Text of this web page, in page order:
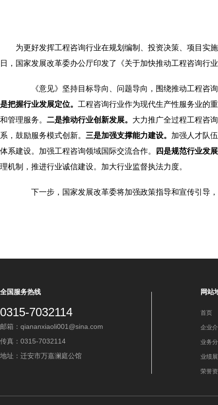
为更好发挥工程咨询行业在规划编制、投资决策、项目实
日，国家发展改革委办公厅印发了《关于加快推动工程咨询行
《意见》坚持目标导向、问题导向，围绕推动工程咨询
是把握行业发展定位。 工程咨询行业作为现代生产性服务业的
和管理服务。 二是推动行业创新发展。 大力推广全过程工程咨
系，鼓励服务模式创新。 三是加强支撑能力建设。 加强人才队
体系建设。加强工程咨询领域国际交流合作。
四是规范行业发
理机制，推进行业诚信建设。加大行业监督执法力度。
下一步，国家发展改革委将加强政策指导和宣传引导，
全国服务热线
0315-7032114
邮箱：qiananxiaoli001@sina.com
传真：0315-7032114
地址：迁安市万嘉澜庭公馆
网站
首页
企业
业务
业绩
荣誉